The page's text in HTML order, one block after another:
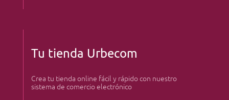
Tu tienda Urbecom
Crea tu tienda online fácil y rápido con nuestro
sistema de comercio electrónico